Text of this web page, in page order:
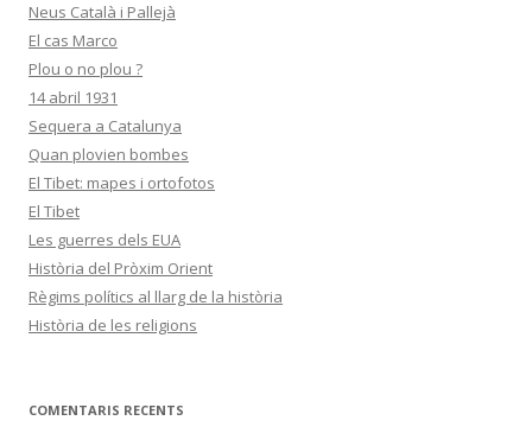
Neus Català i Pallejà
El cas Marco
Plou o no plou ?
14 abril 1931
Sequera a Catalunya
Quan plovien bombes
El Tibet: mapes i ortofotos
El Tibet
Les guerres dels EUA
Història del Pròxim Orient
Règims polítics al llarg de la història
Història de les religions
COMENTARIS RECENTS